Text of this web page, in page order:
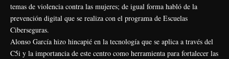
temas de violencia contra las mujeres; de igual forma habló de la
prevención digital que se realiza con el programa de Escuelas
Ciberseguras.
Alonso García hizo hincapié en la tecnología que se aplica a través del
C5i y la importancia de este centro como herramienta para fortalecer las